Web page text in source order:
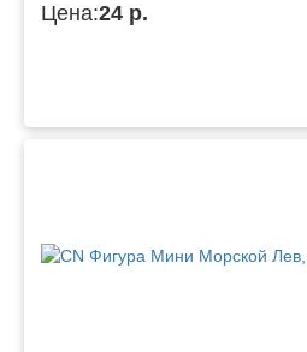
Цена:24 р.